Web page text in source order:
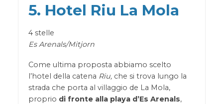
5. Hotel Riu La Mola
4 stelle
Es Arenals/Mitjorn
Come ultima proposta abbiamo scelto
l’hotel della catena Riu,che si trova lungo la
strada che porta al villaggio de La Mola,
proprio di fronte alla playa d’Es Arenals,